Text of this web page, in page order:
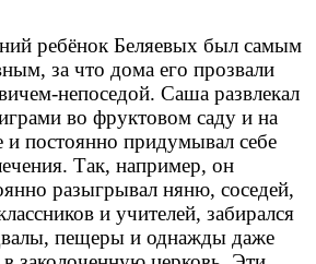
ребёнок Беляевых был самым
за что дома его прозвали
непоседой. Саша развлекал
во фруктовом саду и на
и постоянно придумывал себе
Так, например, он
разыгрывал няню, соседей,
и учителей, забирался
пещеры и однажды даже